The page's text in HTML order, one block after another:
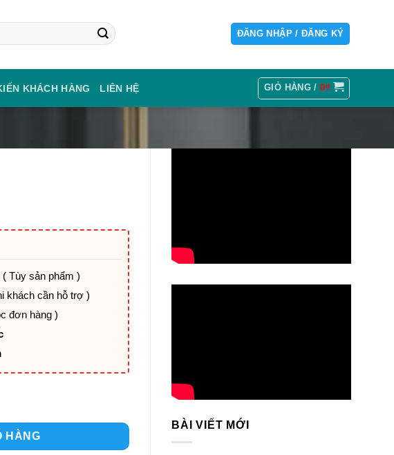
ĐĂNG NHẬP / ĐĂNG KÝ
KHÁCH HÀNG LIÊN HỆ GIỎ HÀNG /0₫
BÀI VIẾT MỚI
( Tùy sản phẩm )
khách cần hỗ trợ )
đơn hàng )
HÀNG